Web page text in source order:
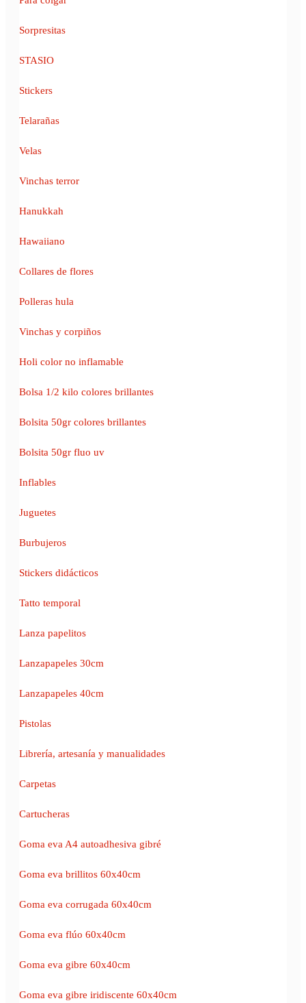
Sorpresitas
STASIO
Stickers
Telarañas
Velas
Vinchas terror
Hanukkah
Hawaiiano
Collares de flores
Polleras hula
Vinchas y corpiños
Holi color no inflamable
Bolsa 1/2 kilo colores brillantes
Bolsita 50gr colores brillantes
Bolsita 50gr fluo uv
Inflables
Juguetes
Burbujeros
Stickers didácticos
Tatto temporal
Lanza papelitos
Lanzapapeles 30cm
Lanzapapeles 40cm
Pistolas
Librería, artesanía y manualidades
Carpetas
Cartucheras
Goma eva A4 autoadhesiva gibré
Goma eva brillitos 60x40cm
Goma eva corrugada 60x40cm
Goma eva flúo 60x40cm
Goma eva gibre 60x40cm
Goma eva gibre iridiscente 60x40cm